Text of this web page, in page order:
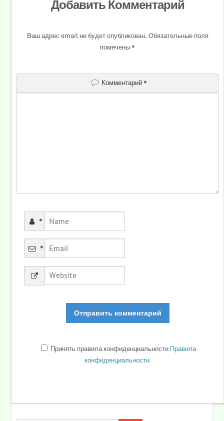
Добавить Комментарий
Ваш адрес email не будет опубликован.Обязательные поля
помечены*
Комментарий*
*
*
Принять правила конфиденциальностиПравила
конфиденциальности